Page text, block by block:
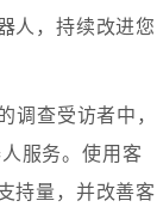
人，持续改进您
调查受访者中，
服务。使用客
持量，并改善客